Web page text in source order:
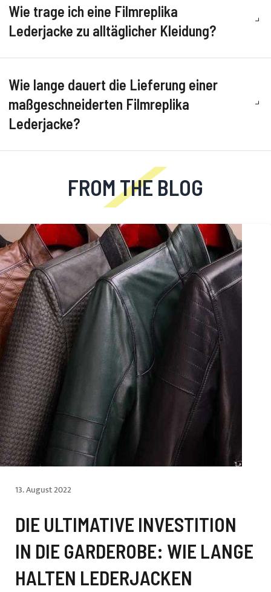
Wie trage ich eine Filmreplika
Lederjacke zu alltäglicher Kleidung?
Wie lange dauert die Lieferung einer
maßgeschneiderten Filmreplika
Lederjacke?
FROM THE BLOG
13. August 2022
DIE ULTIMATIVE INVESTITION
IN DIE GARDEROBE: WIE LANGE
HALTEN LEDERJACKEN